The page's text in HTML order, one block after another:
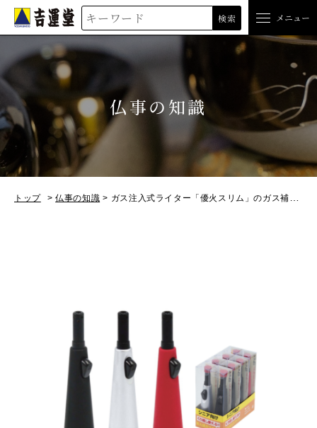
吉運堂 検索 メニュー
仏事の知識
トップ 仏事の知識 ガス注入式ライター「優火スリム」のガス補充方法